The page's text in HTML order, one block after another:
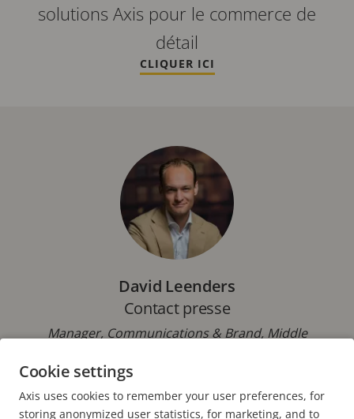
solutions Axis pour le commerce de
détail
CLIQUER ICI
David Leenders
Contact presse
Manager, Communications & Brand, Middle
Téléphone : +31 613 116 247
E-mail :
david.leenders@axis.com
Cookie settings
Axis uses cookies to remember your user preferences, for
storing anonymized user statistics, for marketing, and to